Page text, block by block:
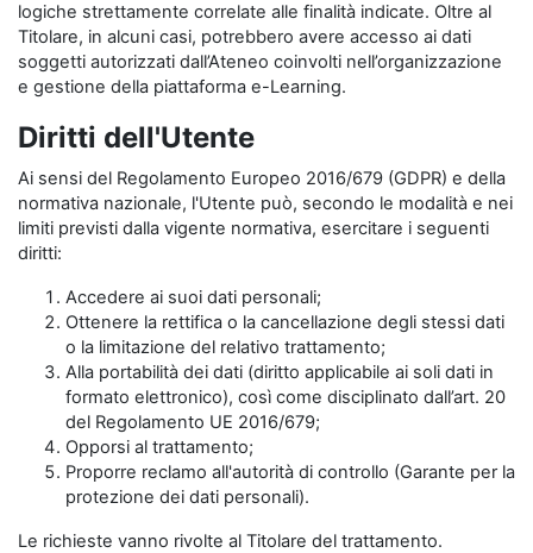
logiche strettamente correlate alle finalità indicate. Oltre al
Titolare, in alcuni casi, potrebbero avere accesso ai dati
soggetti autorizzati dall’Ateneo coinvolti nell’organizzazione
e gestione della piattaforma e-Learning.
Diritti dell'Utente
Ai sensi del Regolamento Europeo 2016/679 (GDPR) e della
normativa nazionale, l'Utente può, secondo le modalità e nei
limiti previsti dalla vigente normativa, esercitare i seguenti
diritti:
Accedere ai suoi dati personali;
Ottenere la rettifica o la cancellazione degli stessi dati
o la limitazione del relativo trattamento;
Alla portabilità dei dati (diritto applicabile ai soli dati in
formato elettronico), così come disciplinato dall’art. 20
del Regolamento UE 2016/679;
Opporsi al trattamento;
Proporre reclamo all'autorità di controllo (Garante per la
protezione dei dati personali).
Le richieste vanno rivolte al Titolare del trattamento.